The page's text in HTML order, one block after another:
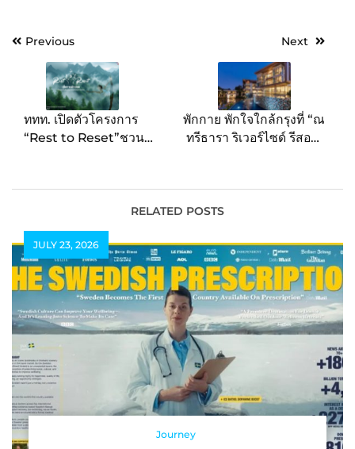
PostPrevious
ททท. เปิดตัวโครงการ
“Rest to Reset”ชวน
สมดุล ผ่านประสบการณ์พัก
กาย พักใจ แบบ Deep
Rest ทั่วไทย
Next
พักกาย พักใจใกล้กรุงที่ “ณ
ทรีธารา ริเวอร์ไซด์ รีสอร์ต
ดื่มด่ำเสน่ห์สมุทรสงคราม
RELATED POSTS
JULY 23, 2026
Journey